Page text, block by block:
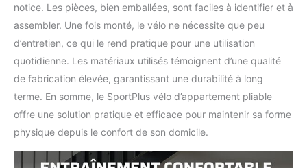
appareil, nous tenons un
stock permanent de
pièces d'usure et de
rechange afin de garantir
sa longévité et sa
durabilité.
notice. Les pièces, bien emballées, sont faciles à identifier et à
assembler. Une fois monté, le vélo ne nécessite que peu
d’entretien, ce qui le rend pratique pour une utilisation
quotidienne. Les matériaux utilisés témoignent d’une qualité
de fabrication élevée, garantissant une durabilité à long
terme. En somme, le SportPlus vélo d’appartement pliable
offre une solution pratique et efficace pour maintenir sa forme
physique depuis le confort de son domicile.